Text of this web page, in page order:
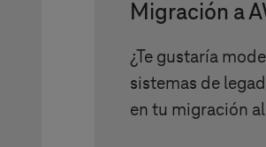
Migración a
¿Te gustaría
sistemas de
en tu migración